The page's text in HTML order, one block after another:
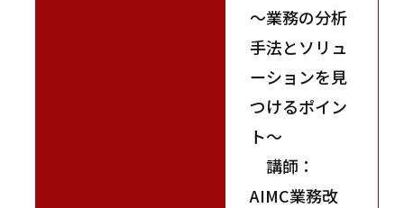
～業務の分析
手法とソリュ
ーションを見
つけるポイン
ト～
講師：
AIMC業務改